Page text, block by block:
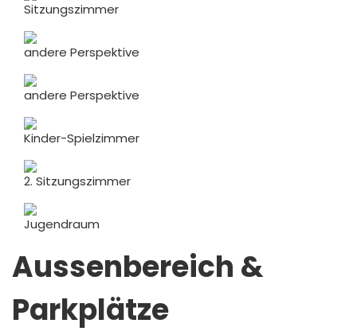
Sitzungszimmer
andere Perspektive
andere Perspektive
Kinder-Spielzimmer
2. Sitzungszimmer
Jugendraum
Aussenbereich &
Parkplätze